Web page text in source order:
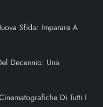
Sfida: Imparare A
Decennio: Una
Di Tutti I